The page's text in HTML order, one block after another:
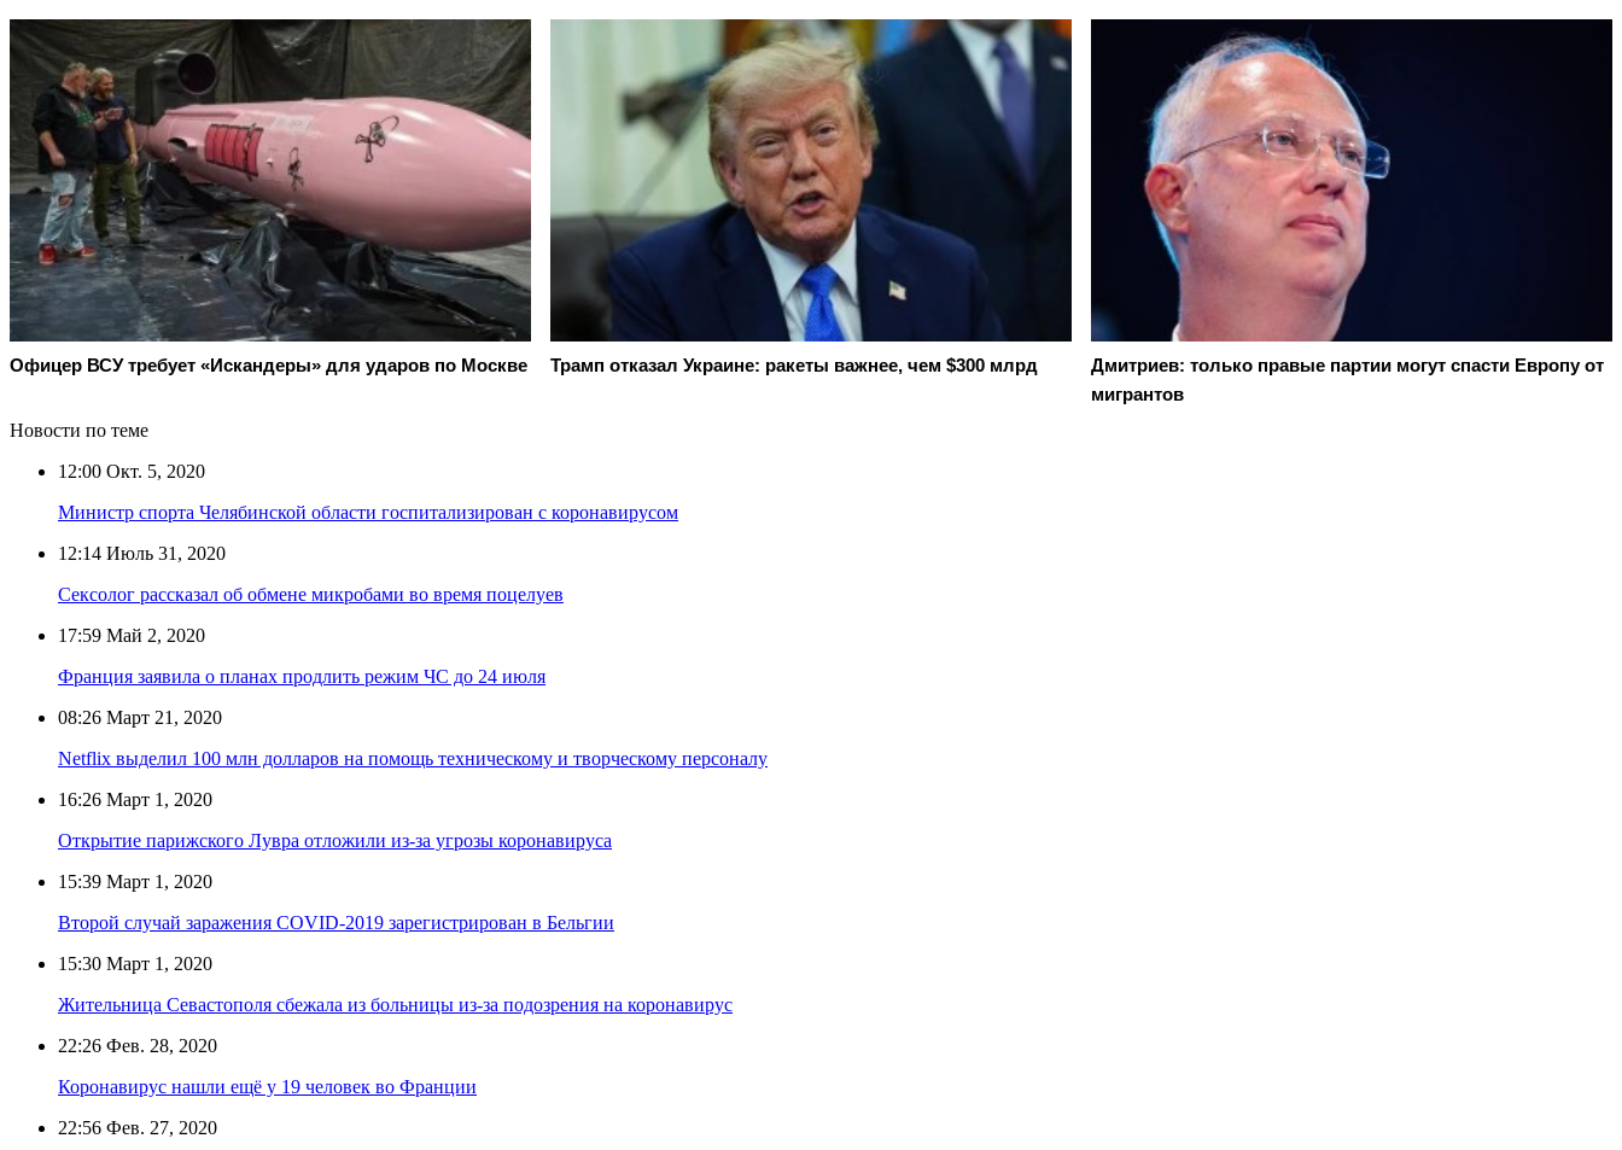
Офицер ВСУ требует «Искандеры» для ударов по Москве Трамп отказал Украине: ракеты важнее, чем $300 млрд
Дмитриев: только правые партии могут спасти Европу от
мигрантов
Новости по теме
12:00 Окт. 5, 2020
Министр спорта Челябинской области госпитализирован с коронавирусом
12:14 Июль 31, 2020
Сексолог рассказал об обмене микробами во время поцелуев
17:59 Май 2, 2020
Франция заявила о планах продлить режим ЧС до 24 июля
08:26 Март 21, 2020
Netflix выделил 100 млн долларов на помощь техническому и творческому персоналу
16:26 Март 1, 2020
Открытие парижского Лувра отложили из-за угрозы коронавируса
15:39 Март 1, 2020
Второй случай заражения COVID-2019 зарегистрирован в Бельгии
15:30 Март 1, 2020
Жительница Севастополя сбежала из больницы из-за подозрения на коронавирус
22:26 Фев. 28, 2020
Коронавирус нашли ещё у 19 человек во Франции
22:56 Фев. 27, 2020